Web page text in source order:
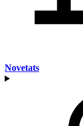
Novetats